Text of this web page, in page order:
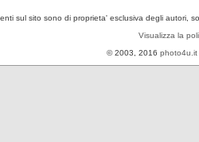
sul sito sono di proprieta' esclusiva degli autori,
Visualizza la
© 2003, 2016 photo4u.it